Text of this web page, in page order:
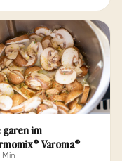
ga­ren im
Varoma®